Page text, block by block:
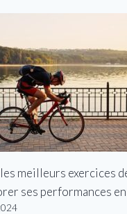
meilleurs exercices
ses performances en